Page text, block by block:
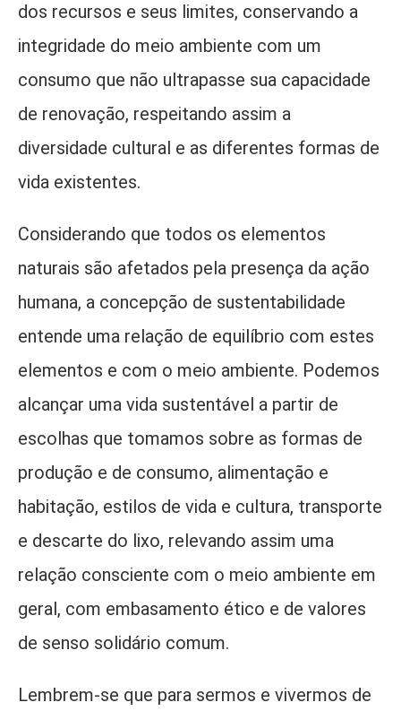
dos recursos e seus limites, conservando a
integridade do meio ambiente com um
consumo que não ultrapasse sua capacidade
de renovação, respeitando assim a
diversidade cultural e as diferentes formas de
vida existentes.
Considerando que todos os elementos
naturais são afetados pela presença da ação
humana, a concepção de sustentabilidade
entende uma relação de equilíbrio com estes
elementos e com o meio ambiente. Podemos
alcançar uma vida sustentável a partir de
escolhas que tomamos sobre as formas de
produção e de consumo, alimentação e
habitação, estilos de vida e cultura, transporte
e descarte do lixo, relevando assim uma
relação consciente com o meio ambiente em
geral, com embasamento ético e de valores
de senso solidário comum.
Lembrem-se que para sermos e vivermos de